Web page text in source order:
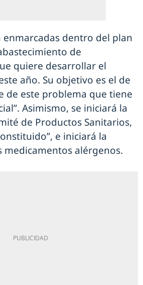
enmarcadas dentro del plan
de
quiere desarrollar el
año. Su objetivo es el de
de este problema que tiene
Asimismo, se iniciará la
de Productos Sanitarios,
e iniciará la
medicamentos alérgenos.